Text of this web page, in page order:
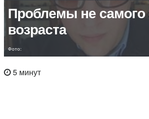
Проблемы не самого
возраста
Фото:
5 минут